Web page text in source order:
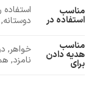
مناسب
استفاده در
مناسب
هدیه دادن
برای
خواهر,
نامزد,